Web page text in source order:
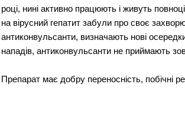
році, нині активно працюють і живуть
на вірусний гепатит забули про своє
антиконвульсанти, визначають нові
нападів, антиконвульсанти не приймають
Препарат має добру переносність, побічні